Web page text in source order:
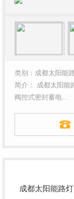
类别：成都太阳能
简介： 成都太阳能
阀控式密封蓄电…
成都太阳能路灯